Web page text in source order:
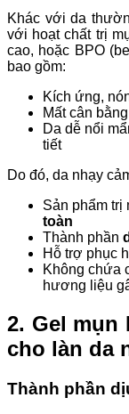
Khác với da
với hoạt chất trị
cao, hoặc BPO
bao gồm:
Kích ứng,
Mất cân
Da dễ nổi
tiết
Do đó, da nhạy
Sản phẩm trị
toàn
Thành phần
Hỗ trợ phục
Không chứa
hương liệu
2. Gel mụn
cho làn da
Thành phần